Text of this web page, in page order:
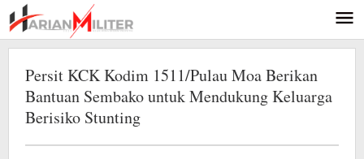
Lewati
ke
konten
Persit KCK Kodim 1511/Pulau Moa Berikan
Bantuan Sembako untuk Mendukung Keluarga
Berisiko Stunting